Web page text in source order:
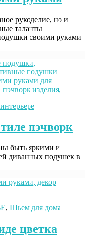
рукоделие, но и
таланты
своими руками
пэчворк
быть яркими и
диванных подушек в
, Шьем для дома
цветка